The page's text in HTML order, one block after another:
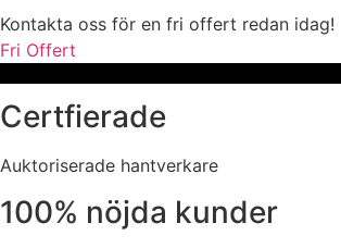
Kontakta oss för en fri offert redan idag!
Fri Offert
Certfierade
Auktoriserade hantverkare
100% nöjda kunder